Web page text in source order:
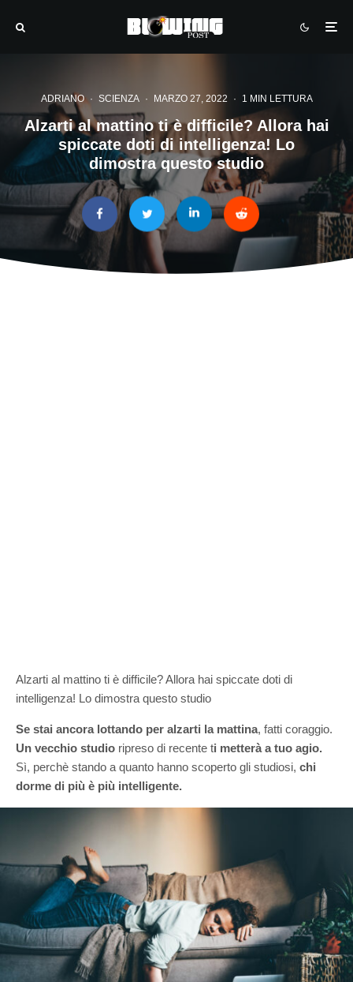
ADRIANO · SCIENZA · MARZO 27, 2022 · 1 MIN LETTURA
Alzarti al mattino ti è difficile? Allora hai
spiccate doti di intelligenza! Lo
dimostra questo studio
Alzarti al mattino ti è difficile? Allora hai spiccate doti di
intelligenza! Lo dimostra questo studio
Se stai ancora lottando per alzarti la mattina, fatti coraggio.
Un vecchio studio ripreso di recente ti metterà a tuo agio.
Sì, perchè stando a quanto hanno scoperto gli studiosi, chi
dorme di più è più intelligente.